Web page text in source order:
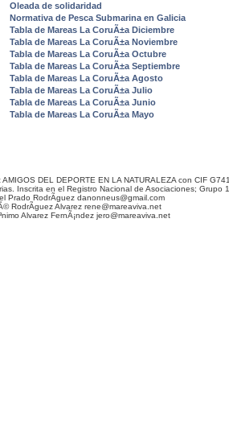
Oleada de solidaridad
Normativa de Pesca Submarina en Galicia
Tabla de Mareas La CoruÃ±a Diciembre
Tabla de Mareas La CoruÃ±a Noviembre
Tabla de Mareas La CoruÃ±a Octubre
Tabla de Mareas La CoruÃ±a Septiembre
Tabla de Mareas La CoruÃ±a Agosto
Tabla de Mareas La CoruÃ±a Julio
Tabla de Mareas La CoruÃ±a Junio
Tabla de Mareas La CoruÃ±a Mayo
AMIGOS DEL DEPORTE EN LA NATURALEZA con CIF
Inscrita en el Registro Nacional de Asociaciones; Grupo
Prado RodrÃ­guez danonneus@gmail.com
RodrÃ­guez Alvarez rene@mareaviva.net
Alvarez FernÃ¡ndez jero@mareaviva.net